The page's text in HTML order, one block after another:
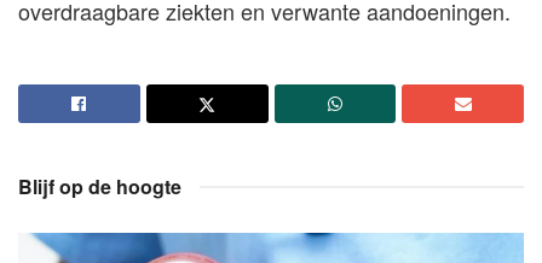
overdraagbare ziekten en verwante aandoeningen.
Blijf op de hoogte